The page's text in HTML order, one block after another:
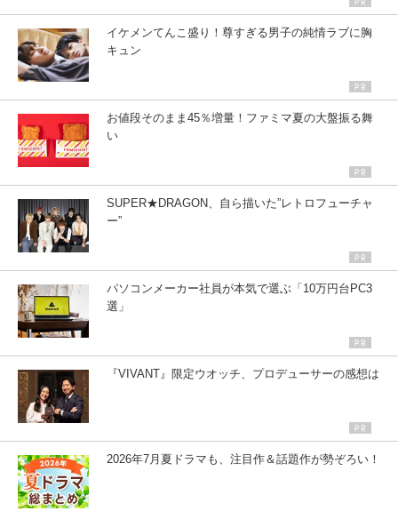
イケメンてんこ盛り！尊すぎる男子の純情ラブに胸
キュン
お値段そのまま45％増量！ファミマ夏の大盤振る舞
い
SUPER★DRAGON、自ら描いた”レトロフューチャ
ー”
パソコンメーカー社員が本気で選ぶ「10万円台PC3
選」
『VIVANT』限定ウオッチ、プロデューサーの感想は
2026年7月夏ドラマも、注目作＆話題作が勢ぞろい！